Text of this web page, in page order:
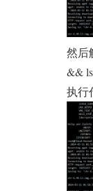
然后
&& ls
执行